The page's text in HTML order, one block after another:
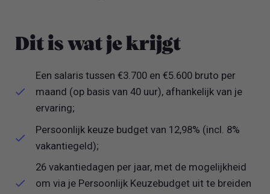
Dit is wat je krijgt
Een salaris tussen €3.700 en €5.600 bruto per
maand (op basis van 40 uur), afhankelijk van je
ervaring;
Persoonlijk keuze budget van 12,98% (incl. 8%
vakantiegeld);
26 vakantiedagen per jaar, met de mogelijkheid
om via je Persoonlijk Keuzebudget uit te breiden